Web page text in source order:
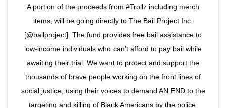
A portion of the proceeds from #Trollz including merch
items, will be going directly to The Bail Project Inc.
[@bailproject]. The fund provides free bail assistance to
low-income individuals who can’t afford to pay bail while
awaiting their trial. We want to protect and support the
thousands of brave people working on the front lines of
social justice, using their voices to demand AN END to the
targeting and killing of Black Americans by the police.